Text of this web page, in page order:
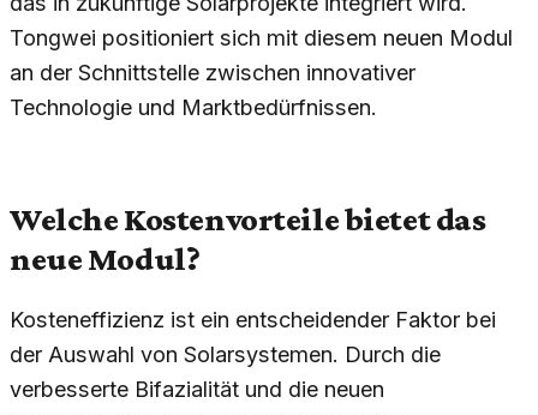
Tongwei positioniert sich mit diesem neuen Modul
an der Schnittstelle zwischen innovativer
Technologie und Marktbedürfnissen.
Welche Kostenvorteile bietet das
neue Modul?
Kosteneffizienz ist ein entscheidender Faktor bei
der Auswahl von Solarsystemen. Durch die
verbesserte Bifazialität und die neuen